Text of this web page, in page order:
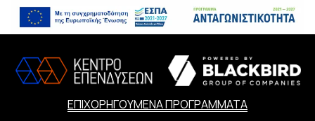
ΕΠΙΧΟΡΗΓΟΥΜΕΝΑ ΠΡΟΓΡΑΜΜΑΤΑ